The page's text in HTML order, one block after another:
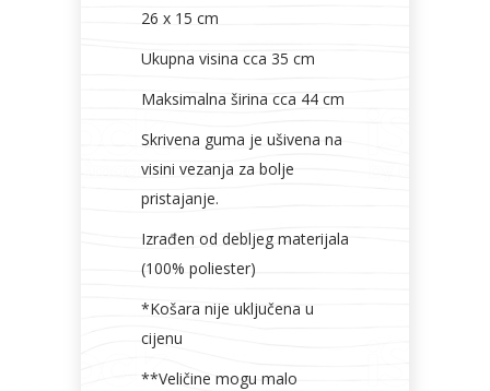
26 x 15 cm
Ukupna visina cca 35 cm
Maksimalna širina cca 44 cm
Skrivena guma je ušivena na
visini vezanja za bolje
pristajanje.
Izrađen od debljeg materijala
(100% poliester)
*Košara nije uključena u
cijenu
**Veličine mogu malo